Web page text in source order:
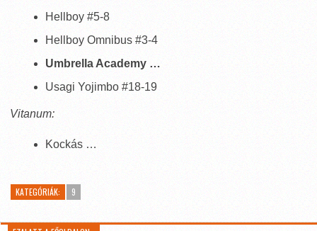
Hellboy #5-8
Hellboy Omnibus #3-4
Umbrella Academy …
Usagi Yojimbo #18-19
Vitanum:
Kockás …
KATEGÓRIÁK: 9